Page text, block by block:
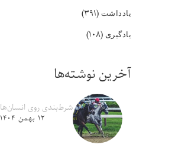
یادداشت (۳۹۱)
یادگیری (۱۰۸)
آخرین نوشته‌ها
شرط‌بندی روی انسان‌ها
۱۲ بهمن ۱۴۰۴